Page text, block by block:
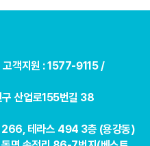
객지원 : 1577-9115 /
구 산업로155번길 38
266, 테라스 494 3층 (용강동)